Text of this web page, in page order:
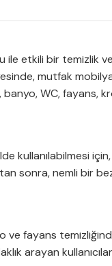
ile etkili bir temizlik
mutfak
banyo, WC, fayans,
kullanılabilmesi
sonra, nemli bir
ve fayans
arayan